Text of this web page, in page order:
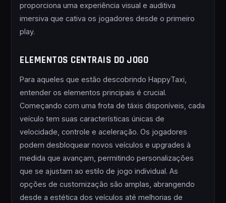
proporciona uma experiência visual e auditiva
imersiva que cativa os jogadores desde o primeiro
play.
ELEMENTOS CENTRAIS DO JOGO
Para aqueles que estão descobrindo HappyTaxi,
entender os elementos principais é crucial.
Começando com uma frota de táxis disponíveis, cada
veículo tem suas características únicas de
velocidade, controle e aceleração. Os jogadores
podem desbloquear novos veículos e upgrades à
medida que avançam, permitindo personalizações
que se ajustam ao estilo de jogo individual. As
opções de customização são amplas, abrangendo
desde a estética dos veículos até melhorias de